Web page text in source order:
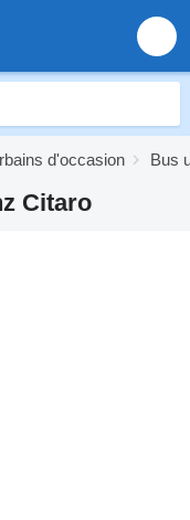
d'occasion Bus
Citaro